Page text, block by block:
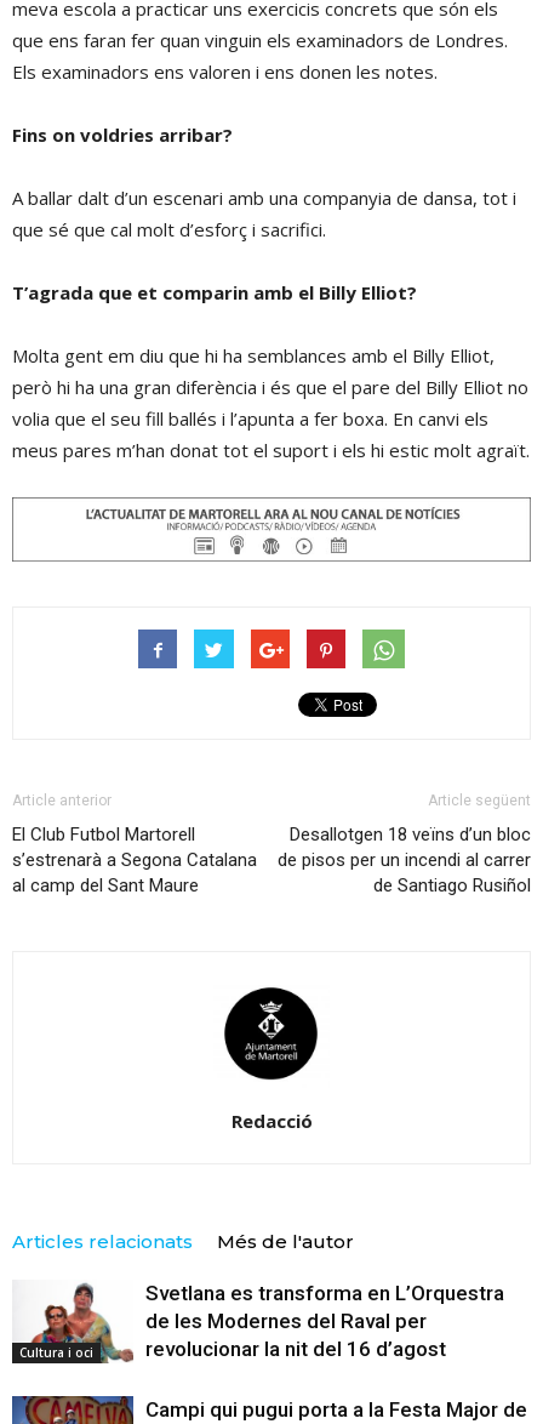
meva escola a practicar uns exercicis concrets que són els
que ens faran fer quan vinguin els examinadors de Londres.
Els examinadors ens valoren i ens donen les notes.
Fins on voldries arribar?
A ballar dalt d’un escenari amb una companyia de dansa, tot i
que sé que cal molt d’esforç i sacrifici.
T’agrada que et comparin amb el Billy Elliot?
Molta gent em diu que hi ha semblances amb el Billy Elliot,
però hi ha una gran diferència i és que el pare del Billy Elliot no
volia que el seu fill ballés i l’apunta a fer boxa. En canvi els
meus pares m’han donat tot el suport i els hi estic molt agraït.
Article anterior
El Club Futbol Martorell
s’estrenarà a Segona Catalana
al camp del Sant Maure
Article següent
Desallotgen 18 veïns d’un bloc
de pisos per un incendi al carrer
de Santiago Rusiñol
Redacció
Articles relacionats Més de l'autor
Cultura i oci
Svetlana es transforma en L’Orquestra
de les Modernes del Raval per
revolucionar la nit del 16 d’agost
Campi qui pugui porta a la Festa Major de